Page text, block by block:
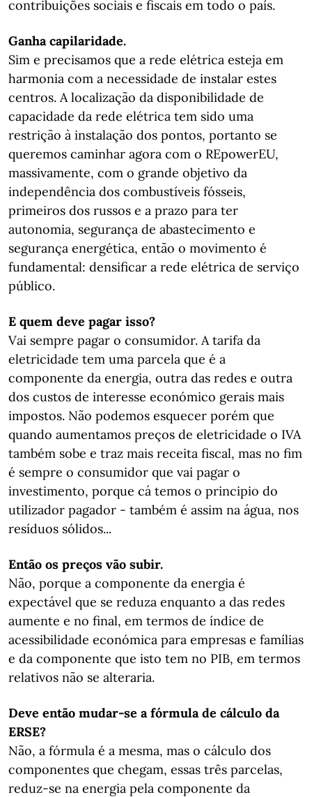
contribuições sociais e fiscais em todo o país.
Ganha capilaridade.
Sim e precisamos que a rede elétrica esteja em
harmonia com a necessidade de instalar estes
centros. A localização da disponibilidade de
capacidade da rede elétrica tem sido uma
restrição à instalação dos pontos, portanto se
queremos caminhar agora com o REpowerEU,
massivamente, com o grande objetivo da
independência dos combustíveis fósseis,
primeiros dos russos e a prazo para ter
autonomia, segurança de abastecimento e
segurança energética, então o movimento é
fundamental: densificar a rede elétrica de serviço
público.
E quem deve pagar isso?
Vai sempre pagar o consumidor. A tarifa da
eletricidade tem uma parcela que é a
componente da energia, outra das redes e outra
dos custos de interesse económico gerais mais
impostos. Não podemos esquecer porém que
quando aumentamos preços de eletricidade o IVA
também sobe e traz mais receita fiscal, mas no fim
é sempre o consumidor que vai pagar o
investimento, porque cá temos o principio do
utilizador pagador - também é assim na água, nos
resíduos sólidos...
Então os preços vão subir.
Não, porque a componente da energia é
expectável que se reduza enquanto a das redes
aumente e no final, em termos de índice de
acessibilidade económica para empresas e famílias
e da componente que isto tem no PIB, em termos
relativos não se alteraria.
Deve então mudar-se a fórmula de cálculo da
ERSE?
Não, a fórmula é a mesma, mas o cálculo dos
componentes que chegam, essas três parcelas,
reduz-se na energia pela componente da